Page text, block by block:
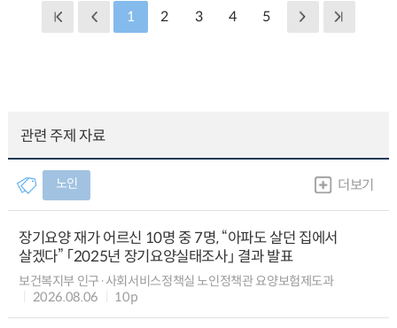
1 2 3 4 5
관련 주제 자료
노인 더보기
장기요양 재가 어르신 10명 중 7명, “아파도 살던 집에서
살겠다” 「2025년 장기요양실태조사」 결과 발표
보건복지부 인구·사회서비스정책실 노인정책관 요양보험제도과
2026.08.06
10p